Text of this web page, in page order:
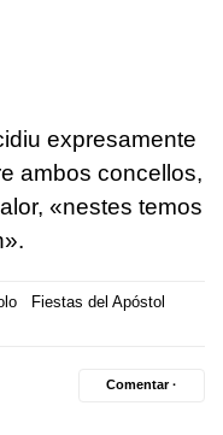
expresamente
ambos concellos,
«nestes temos
Fiestas del Apóstol
Comentar ·